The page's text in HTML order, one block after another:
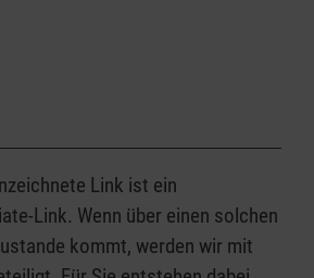
Link ist ein
Link. Wenn über einen solchen
kommt, werden wir mit